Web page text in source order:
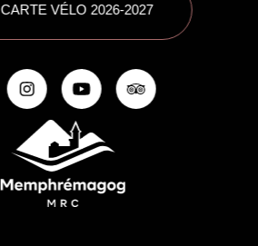
CARTE VÉLO 2026-2027